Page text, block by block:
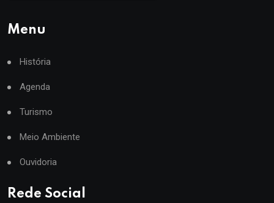
Menu
História
Agenda
Turismo
Meio Ambiente
Ouvidoria
Rede Social